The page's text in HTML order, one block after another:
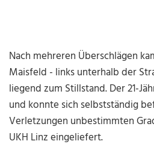
Nach mehreren Überschlägen
Maisfeld - links unterhalb der
liegend zum Stillstand. Der 21-
und konnte sich selbstständig
Verletzungen unbestimmten
UKH Linz eingeliefert.